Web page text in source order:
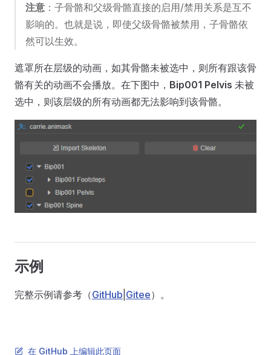
注意 ：子骨骼和父级骨骼直接的启用/禁用关系是互不
影响的。也就是说，即使父级骨骼被禁用，子骨骼依
然可以生效。
遮罩所在层级的动画，如其骨骼未被选中，则所有跟该骨
骼有关的动画不会播放。在下图中， Bip001 Pelvis 未被
选中，则该层级的所有动画都无法影响到该骨骼。
示例
完整示例请参考（GitHub Gitee）。
在 GitHub 上编辑此页面